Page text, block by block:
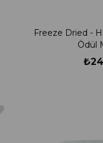
Freeze Dried -
Ödül